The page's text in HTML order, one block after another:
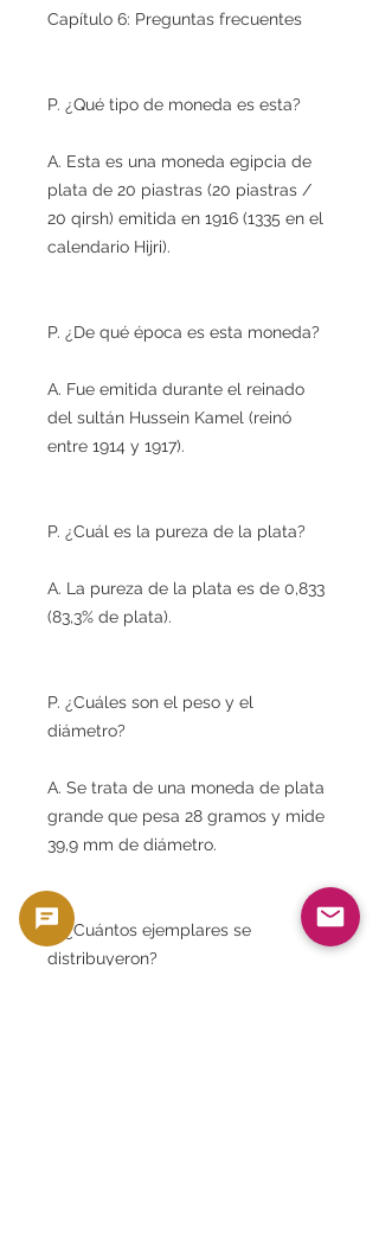
Capítulo 6: Preguntas frecuentes
P. ¿Qué tipo de moneda es esta?
A. Esta es una moneda egipcia de
plata de 20 piastras (20 piastras /
20 qirsh) emitida en 1916 (1335 en el
calendario Hijri).
P. ¿De qué época es esta moneda?
A. Fue emitida durante el reinado
del sultán Hussein Kamel (reinó
entre 1914 y 1917).
P. ¿Cuál es la pureza de la plata?
A. La pureza de la plata es de 0,833
(83,3% de plata).
P. ¿Cuáles son el peso y el
diámetro?
A. Se trata de una moneda de plata
grande que pesa 28 gramos y mide
39,9 mm de diámetro.
P. ¿Cuántos ejemplares se
distribuyeron?